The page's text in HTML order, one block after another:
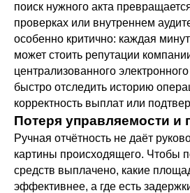
поиск нужного акта
проверках или внутреннем
особенно критично: каждая
может стоить репутации
централизованного
быстро отследить историю
корректность выплат или
Потеря управляемости и
Ручная отчётность не даёт
картины происходящего. Чтобы
средств выплачено, какие
эффективнее, а где есть